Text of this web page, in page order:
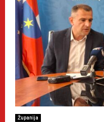
Županija